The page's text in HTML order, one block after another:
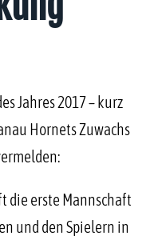
Jahres 2017 – kurz
Hornets Zuwachs
die erste Mannschaft
und den Spielern in